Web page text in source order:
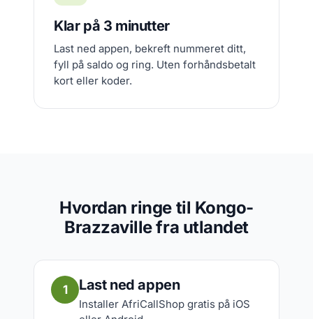
Klar på 3 minutter
Last ned appen, bekreft nummeret ditt,
fyll på saldo og ring. Uten forhåndsbetalt
kort eller koder.
Hvordan ringe til Kongo-
Brazzaville fra utlandet
1 Last ned appen
Installer AfriCallShop gratis på iOS